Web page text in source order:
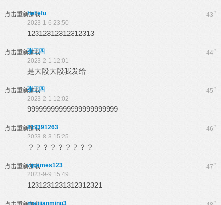
点击重新加载 43#
hehefu
2023-1-6 23:50
12312312312312313
点击重新加载 44#
张三四
2023-2-1 12:01
是大段大段我发给
点击重新加载 45#
张三四
2023-2-1 12:02
99999999999999999999999
点击重新加载 46#
819391263
2023-8-3 15:25
？？？？？？？？？
点击重新加载 47#
wjgames123
2023-9-9 15:49
1231231231312312321
#
maojianming3